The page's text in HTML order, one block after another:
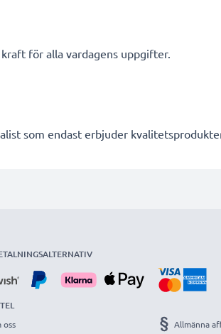
för alla vardagens uppgifter.
som endast erbjuder
oss Allmänna